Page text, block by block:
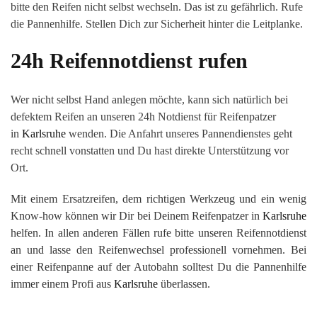
bitte den Reifen nicht selbst wechseln. Das ist zu gefährlich. Rufe
die Pannenhilfe. Stellen Dich zur Sicherheit hinter die Leitplanke.
24h Reifennotdienst rufen
Wer nicht selbst Hand anlegen möchte, kann sich natürlich bei
defektem Reifen an unseren 24h Notdienst für Reifenpatzer
in Karlsruhe wenden. Die Anfahrt unseres Pannendienstes geht
recht schnell vonstatten und Du hast direkte Unterstützung vor
Ort.
Mit einem Ersatzreifen, dem richtigen Werkzeug und ein wenig
Know-how können wir Dir bei Deinem Reifenpatzer in Karlsruhe
helfen. In allen anderen Fällen rufe bitte unseren Reifennotdienst
an und lasse den Reifenwechsel professionell vornehmen. Bei
einer Reifenpanne auf der Autobahn solltest Du die Pannenhilfe
immer einem Profi aus Karlsruhe überlassen.